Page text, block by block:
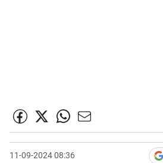
11-09-2024 08:36